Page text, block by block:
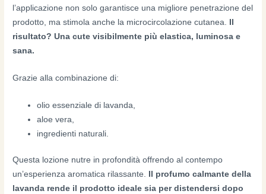
l’applicazione non solo garantisce una migliore penetrazione del
prodotto, ma stimola anche la microcircolazione cutanea.
risultato? Una cute visibilmente più elastica, luminosa e
sana.
Grazie alla combinazione di:
olio essenziale di lavanda,
aloe vera,
ingredienti naturali.
Questa lozione nutre in profondità offrendo al contempo
un’esperienza aromatica rilassante.
Il profumo calmante della
lavanda rende il prodotto ideale sia per distendersi dopo